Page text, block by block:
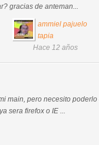
gracias de anteman...
ammiel pajuelo
tapia
Hace 12 años
main, pero necesito
sera firefox o IE ...